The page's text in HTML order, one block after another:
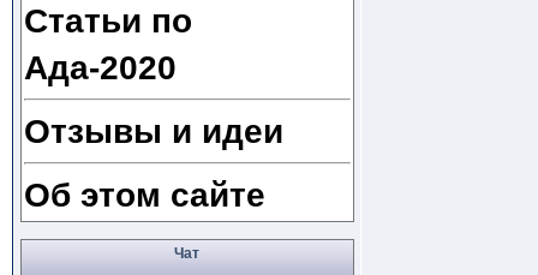
Статьи по
Ада-2020
Отзывы и идеи
Об этом сайте
Чат